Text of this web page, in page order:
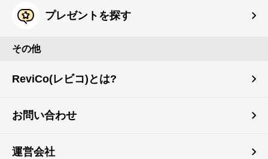
プレゼントを探す
その他
ReviCo(レビコ)とは?
お問い合わせ
運営会社